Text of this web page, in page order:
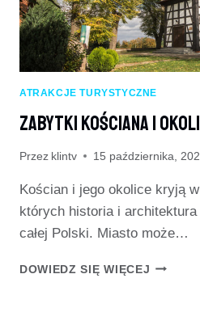
ATRAKCJE TURYSTYCZNE
Zabytki Kościana I
Przez klintv 15 października,
Kościan i jego okolice kryją
których historia i
całej Polski. Miasto może…
DOWIEDZ SIĘ WIĘCEJ ZABYTKI